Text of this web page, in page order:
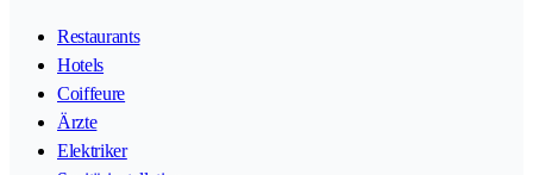
Restaurants
Hotels
Coiffeure
Ärzte
Elektriker